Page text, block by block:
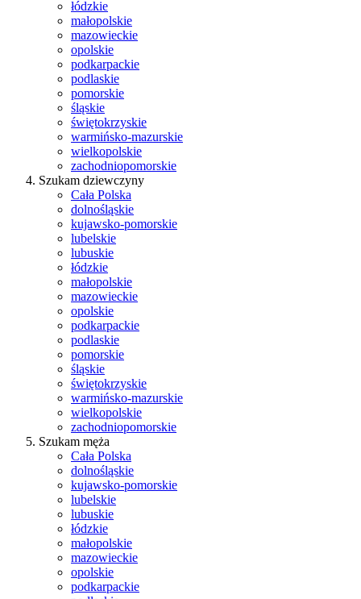
łódzkie
małopolskie
mazowieckie
opolskie
podkarpackie
podlaskie
pomorskie
śląskie
świętokrzyskie
warmińsko-mazurskie
wielkopolskie
zachodniopomorskie
Szukam dziewczyny
Cała Polska
dolnośląskie
kujawsko-pomorskie
lubelskie
lubuskie
łódzkie
małopolskie
mazowieckie
opolskie
podkarpackie
podlaskie
pomorskie
śląskie
świętokrzyskie
warmińsko-mazurskie
wielkopolskie
zachodniopomorskie
Szukam męża
Cała Polska
dolnośląskie
kujawsko-pomorskie
lubelskie
lubuskie
łódzkie
małopolskie
mazowieckie
opolskie
podkarpackie